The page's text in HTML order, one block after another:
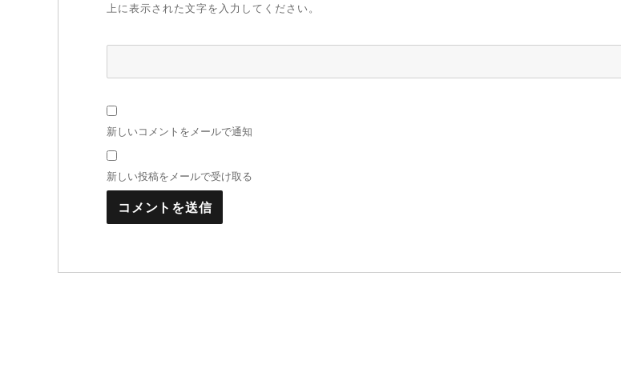
上に表示された文字を入力してください。
新しいコメントをメールで通知
新しい投稿をメールで受け取る